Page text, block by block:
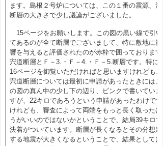
ます。島根２号炉については、この１番の震源、活
断層の大きさで少し議論がございました。
15ページをお願いします。この図の黒い線で引い
てあるのが全て断層でございまして、特に敷地に影
響を与えると評価されたのが赤枠で囲っております
宍道断層とＦ－3.・Ｆ－4.・Ｆ－5.断層です。特に
16ページを御覧いただければと思いますけれども、
宍道断層については最初に申請があったときにはこ
の図の真ん中の少し下の辺り、ピンクで書いていま
すが、 22キロであろうという申請があったわけです
けれども、審査によって両端をもっと長く取ったほ
うがいいのではないかということで、結局39キロで
決着がついています。断層が長くなるとその分想定
する地震が大きくなるということで、結果としては